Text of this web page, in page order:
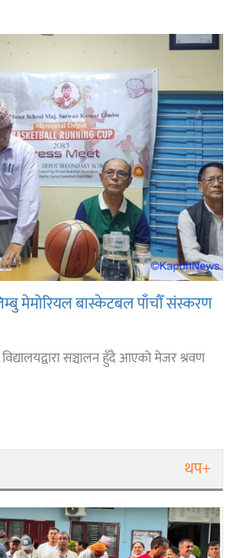
मेमोरियल बास्केटबल पाँचौँ संस्करण
सञ्चालन हुँदै आएको मेजर श्रवण
थप+